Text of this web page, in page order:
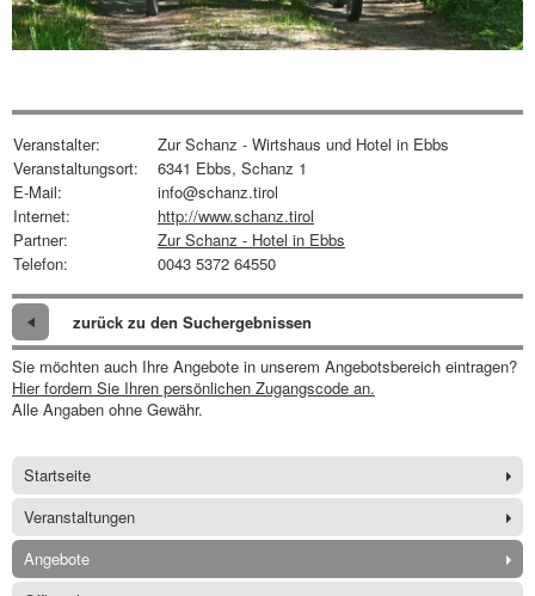
Veranstalter:
Zur Schanz - Wirtshaus und Hotel in Ebbs
Veranstaltungsort:
6341 Ebbs, Schanz 1
E-Mail:
info@schanz.tirol
Internet:
http://www.schanz.tirol
Partner:
Zur Schanz - Hotel in Ebbs
Telefon:
0043 5372 64550
zurück zu den Suchergebnissen
Sie möchten auch Ihre Angebote in unserem Angebotsbereich eintragen?
Hier fordern Sie Ihren persönlichen Zugangscode an.
Alle Angaben ohne Gewähr.
Startseite
Veranstaltungen
Angebote